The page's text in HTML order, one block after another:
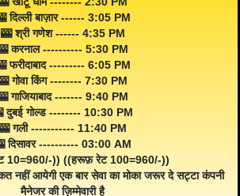
दिल्ली बाज़ार ------ 3:05 PM
🎰 श्री गणेश ------ 4:35 PM
करनाल ---------- 5:30 PM
फरीदाबाद --------- 6:05 PM
गोवा किंग -------- 7:30 PM
गाजियाबाद ------- 9:40 PM
दुबई गोल्ड -------- 10:30 PM
🎰 गली ----------- 11:40 PM
दिसावर ---------- 03:00 AM
10=960/-)) ((हरूफ़ रेट 100=960/-))
नहीं आयेगी एक बार सेवा का मोका जरूर दे सट्टा कंपनी
मैनेजर की ज़िम्मेवारी है